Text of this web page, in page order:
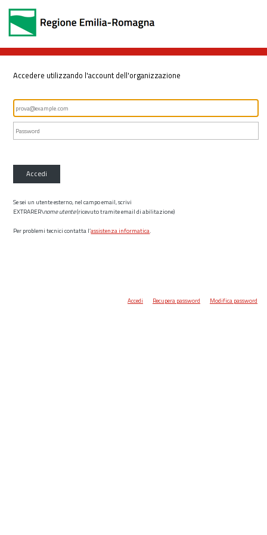
Accedere utilizzando l'account dell'organizzazione
Accedi
Se sei un utente esterno, nel campo email, scrivi
EXTRARER\nome utente(ricevuto tramite email di abilitazione)
Per problemi tecnici contatta l’assistenza informatica.
Accedi Recupera password Modifica password